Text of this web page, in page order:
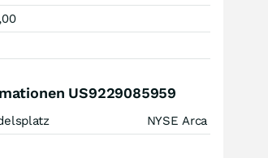
US9229085959
NYSE Arca